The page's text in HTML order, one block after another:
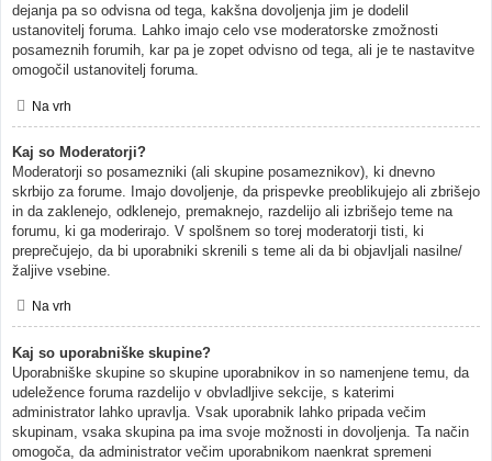
dejanja pa so odvisna od tega, kakšna dovoljenja jim je dodelil
ustanovitelj foruma. Lahko imajo celo vse moderatorske zmožnosti
posameznih forumih, kar pa je zopet odvisno od tega, ali je te nastavitve
omogočil ustanovitelj foruma.
Na vrh
Kaj so Moderatorji?
Moderatorji so posamezniki (ali skupine posameznikov), ki dnevno
skrbijo za forume. Imajo dovoljenje, da prispevke preoblikujejo ali zbrišejo
in da zaklenejo, odklenejo, premaknejo, razdelijo ali izbrišejo teme na
forumu, ki ga moderirajo. V spolšnem so torej moderatorji tisti, ki
preprečujejo, da bi uporabniki skrenili s teme ali da bi objavljali nasilne/
žaljive vsebine.
Na vrh
Kaj so uporabniške skupine?
Uporabniške skupine so skupine uporabnikov in so namenjene temu, da
udeležence foruma razdelijo v obvladljive sekcije, s katerimi
administrator lahko upravlja. Vsak uporabnik lahko pripada večim
skupinam, vsaka skupina pa ima svoje možnosti in dovoljenja. Ta način
omogoča, da administrator večim uporabnikom naenkrat spremeni